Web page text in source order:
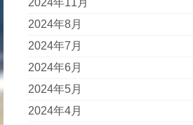
2024年8月
2024年7月
2024年6月
2024年5月
2024年4月